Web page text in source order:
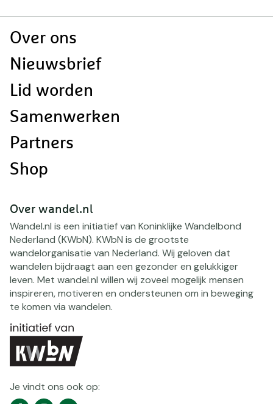
Doormat
Over ons
Nieuwsbrief
Lid worden
Samenwerken
Partners
Shop
Over wandel.nl
Wandel.nl is een initiatief van Koninklijke Wandelbond
Nederland (KWbN). KWbN is de grootste
wandelorganisatie van Nederland. Wij geloven dat
wandelen bijdraagt aan een gezonder en gelukkiger
leven. Met wandel.nl willen wij zoveel mogelijk mensen
inspireren, motiveren en ondersteunen om in beweging
te komen via wandelen.
Je vindt ons ook op:
Social